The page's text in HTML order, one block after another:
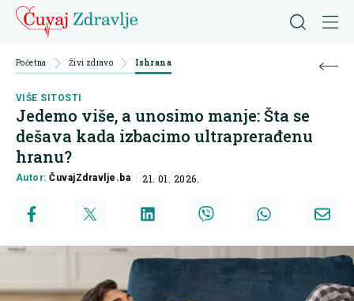
Početna Živi zdravo Ishrana
VIŠE SITOSTI
Jedemo više, a unosimo manje: Šta se
dešava kada izbacimo ultraprerađenu
hranu?
Autor:ČuvajZdravlje.ba 21. 01. 2026.